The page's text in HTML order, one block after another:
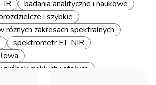
IR
badania analityczne i naukowe
i szybkie
różnych zakresach spektralnych
spektrometr FT-NIR
ciekłych i stałych